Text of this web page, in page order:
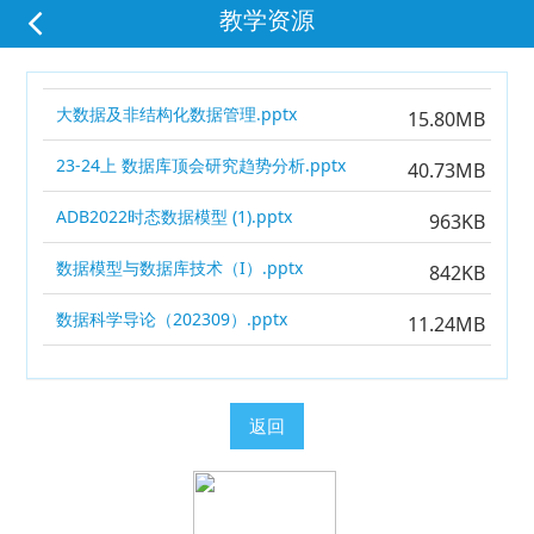
教学资源
大数据及非结构化数据管理.pptx 15.80MB
23-24上 数据库顶会研究趋势分析.pptx 40.73MB
ADB2022时态数据模型 (1).pptx 963KB
数据模型与数据库技术（I）.pptx 842KB
数据科学导论（202309）.pptx 11.24MB
返回